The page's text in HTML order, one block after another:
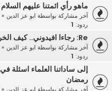
ماهو رأي ائمتنا عليهم
آخر مشاركة بواسطة ابو عز الدين«
ردود:
Re: رجاءا افيدوني.. كيف الخروج على حاكم ظالم ؟
آخر مشاركة بواسطة ابو عز الدين«
ردود:
إلى ساداتنا العلماء اسئلة
رمضان
آخر مشاركة بواسطة ابو عز الدين«